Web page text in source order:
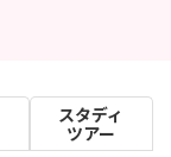
スタディ
ツアー